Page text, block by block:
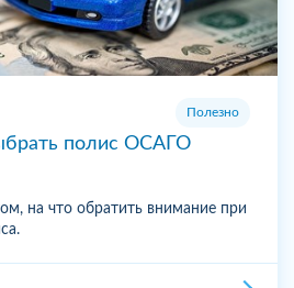
Полезно
полис ОСАГО
на что обратить внимание при